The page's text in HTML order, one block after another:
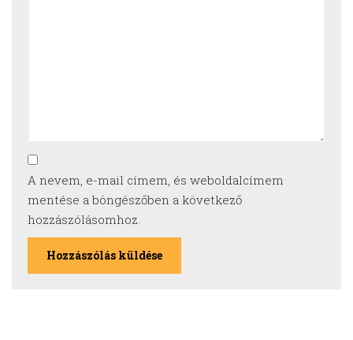
A nevem, e-mail címem, és weboldalcímem
mentése a böngészőben a következő
hozzászólásomhoz.